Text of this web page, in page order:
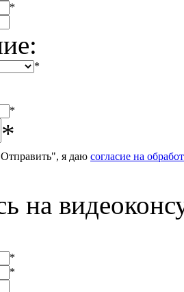
*
*
*
*
я даю согласие на
на
*
*